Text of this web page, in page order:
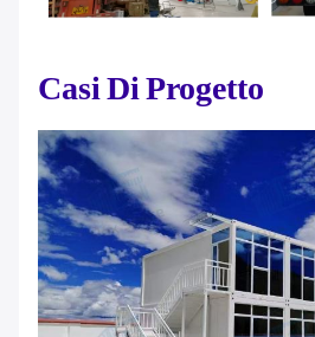
Casi Di Progetto